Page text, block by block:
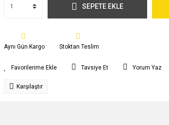
SEPETE EKLE
Aynı Gün Kargo Stoktan Teslim
Tavsiye Et Yorum Yaz
Karşılaştır